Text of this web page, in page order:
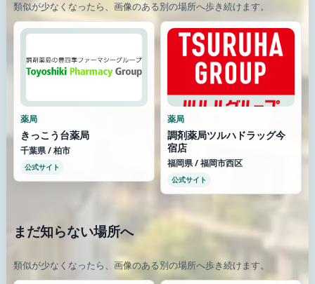
類似が少なくなったら、画像のある別の場所へ歩き続けます。
薬局
きっこう台薬局
千葉県 / 柏市
公式サイト
薬局
調剤薬局ツルハドラッグ今
宿店
福岡県 / 福岡市西区
公式サイト
まだ知らない場所へ
類似が少なくなったら、画像のある別の場所へ歩き続けます。